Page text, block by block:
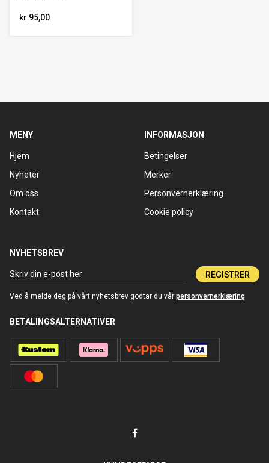
kr 95,00
MENY
Hjem
Nyheter
Om oss
Kontakt
INFORMASJON
Betingelser
Merker
Personvernerklæring
Cookie policy
NYHETSBREV
REGISTRER
Ved å melde deg på vårt nyhetsbrev godtar du vår personvernerklæring
BETALINGSALTERNATIVER